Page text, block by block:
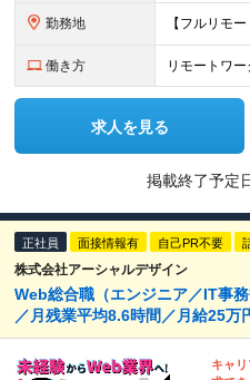
勤務地
働き方 リモートワー
求人を見る
掲載終了予定
正社員 面接情報有 自己PR不要
株式会社アーシャルデザイン
Web総合職（エンジニア／IT事
／月残業平均8.6時間／月給25万
キャ